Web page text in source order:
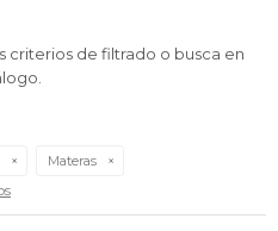
de filtrado o busca en
Materas